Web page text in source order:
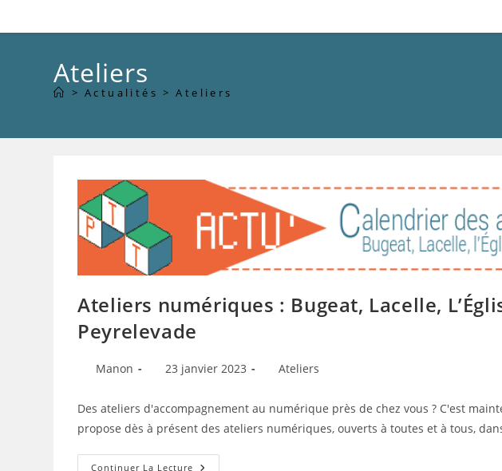
Ateliers
> Actualités > Ateliers
Ateliers numériques : Bugeat, Lacelle,
Peyrelevade
Auteur/autrice
publication :
Manon
Publication
23 janvier 2023
PostAteliers
Des ateliers d'accompagnement au numérique près de chez vous ? C'est
propose dès à présent des ateliers numériques, ouverts à toutes et à tous,
Continuer La Lecture Ateliers